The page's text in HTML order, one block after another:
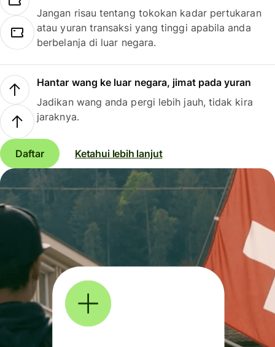
Jangan risau tentang tokokan kadar pertukaran
atau yuran transaksi yang tinggi apabila anda
berbelanja di luar negara.
Hantar wang ke luar negara, jimat pada yuran
Jadikan wang anda pergi lebih jauh, tidak kira
jaraknya.
Daftar Ketahui lebih lanjut